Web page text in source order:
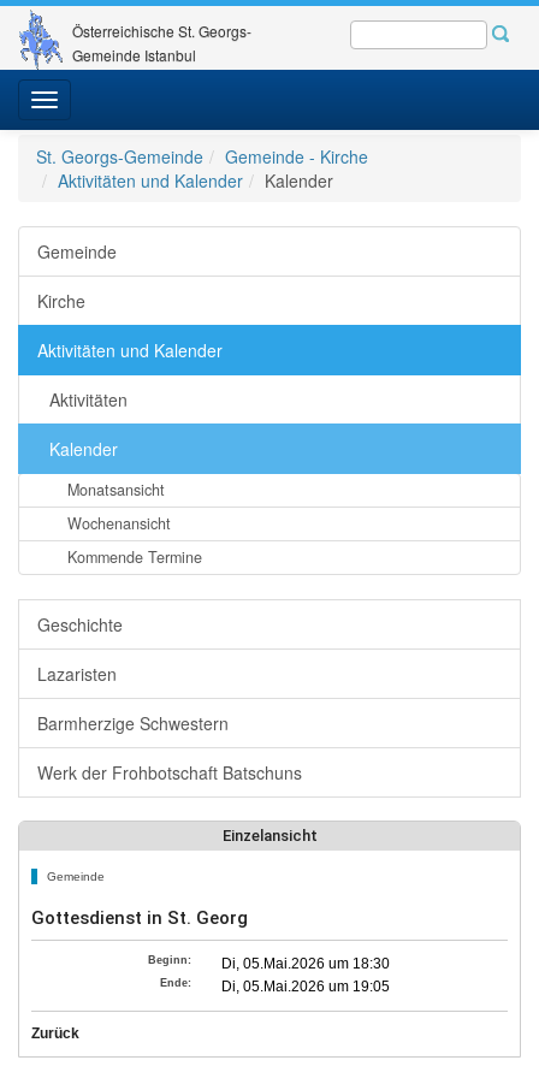
Österreichische St. Georgs-
Gemeinde Istanbul
Toggle
navigation
St. Georgs-Gemeinde
Gemeinde - Kirche
Aktivitäten und Kalender
Kalender
Gemeinde
Kirche
Aktivitäten und Kalender
Aktivitäten
Kalender
Monatsansicht
Wochenansicht
Kommende Termine
Geschichte
Lazaristen
Barmherzige Schwestern
Werk der Frohbotschaft Batschuns
Einzelansicht
Gemeinde
Gottesdienst in St. Georg
Beginn: Di, 05.Mai.2026 um 18:30
Ende: Di, 05.Mai.2026 um 19:05
Zurück